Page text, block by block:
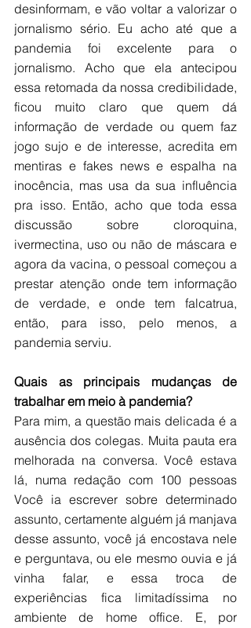
desinformam, e vão voltar a valorizar o
jornalismo sério. Eu acho até que a
pandemia foi excelente para o
jornalismo. Acho que ela antecipou
essa retomada da nossa credibilidade,
ficou muito claro que quem dá
informação de verdade ou quem faz
jogo sujo e de interesse, acredita em
mentiras e fakes news e espalha na
inocência, mas usa da sua influência
pra isso. Então, acho que toda essa
discussão sobre cloroquina,
ivermectina, uso ou não de máscara e
agora da vacina, o pessoal começou a
prestar atenção onde tem informação
de verdade, e onde tem falcatrua,
então, para isso, pelo menos, a
pandemia serviu.
Quais as principais mudanças de
trabalhar em meio à pandemia?
Para mim, a questão mais delicada é a
ausência dos colegas. Muita pauta era
melhorada na conversa. Você estava
lá, numa redação com 100 pessoas
Você ia escrever sobre determinado
assunto, certamente alguém já manjava
desse assunto, você já encostava nele
e perguntava, ou ele mesmo ouvia e já
vinha falar, e essa troca de
experiências fica limitadíssima no
ambiente de home office. E, por